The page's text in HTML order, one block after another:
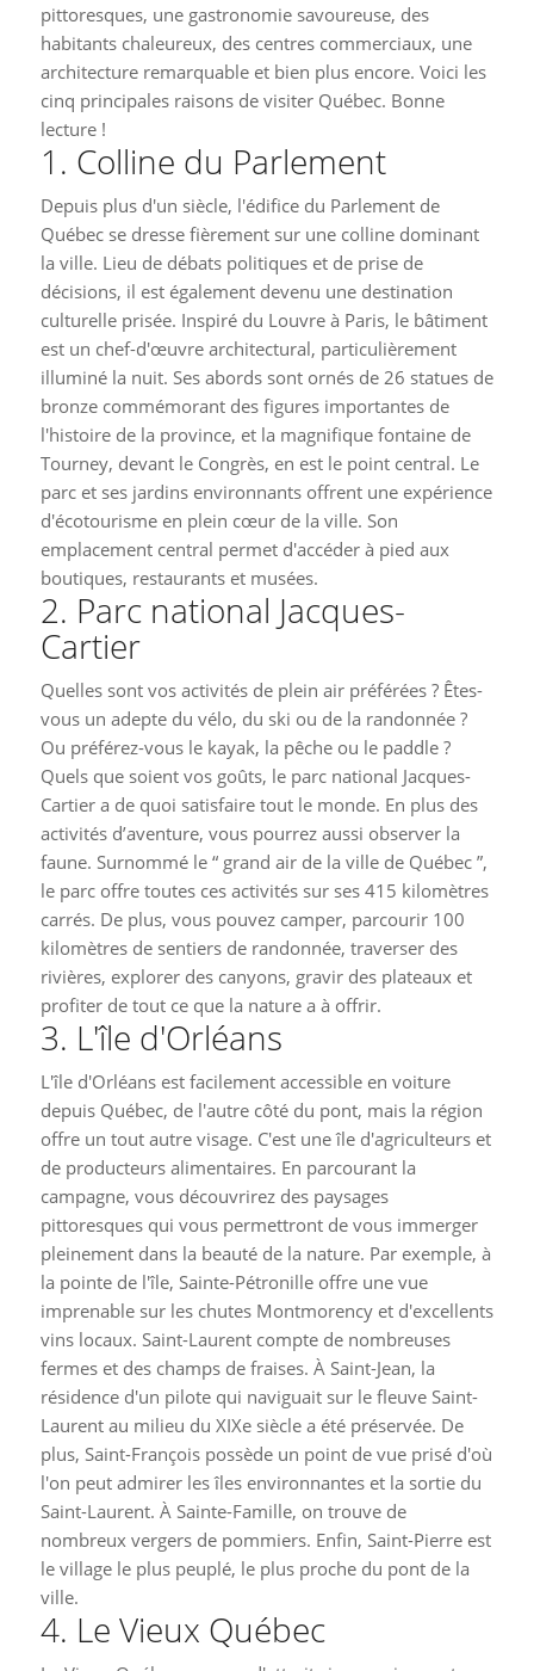
pittoresques, une gastronomie savoureuse, des
habitants chaleureux, des centres commerciaux, une
architecture remarquable et bien plus encore. Voici les
cinq principales raisons de visiter Québec. Bonne
lecture !
1. Colline du Parlement
Depuis plus d'un siècle, l'édifice du Parlement de
Québec se dresse fièrement sur une colline dominant
la ville. Lieu de débats politiques et de prise de
décisions, il est également devenu une destination
culturelle prisée. Inspiré du Louvre à Paris, le bâtiment
est un chef-d'œuvre architectural, particulièrement
illuminé la nuit. Ses abords sont ornés de 26 statues de
bronze commémorant des figures importantes de
l'histoire de la province, et la magnifique fontaine de
Tourney, devant le Congrès, en est le point central. Le
parc et ses jardins environnants offrent une expérience
d'écotourisme en plein cœur de la ville. Son
emplacement central permet d'accéder à pied aux
boutiques, restaurants et musées.
2. Parc national Jacques-
Cartier
Quelles sont vos activités de plein air préférées ? Êtes-
vous un adepte du vélo, du ski ou de la randonnée ?
Ou préférez-vous le kayak, la pêche ou le paddle ?
Quels que soient vos goûts, le parc national Jacques-
Cartier a de quoi satisfaire tout le monde. En plus des
activités d’aventure, vous pourrez aussi observer la
faune. Surnommé le “ grand air de la ville de Québec ”,
le parc offre toutes ces activités sur ses 415 kilomètres
carrés. De plus, vous pouvez camper, parcourir 100
kilomètres de sentiers de randonnée, traverser des
rivières, explorer des canyons, gravir des plateaux et
profiter de tout ce que la nature a à offrir.
3. L'île d'Orléans
L'île d'Orléans est facilement accessible en voiture
depuis Québec, de l'autre côté du pont, mais la région
offre un tout autre visage. C'est une île d'agriculteurs et
de producteurs alimentaires. En parcourant la
campagne, vous découvrirez des paysages
pittoresques qui vous permettront de vous immerger
pleinement dans la beauté de la nature. Par exemple, à
la pointe de l'île, Sainte-Pétronille offre une vue
imprenable sur les chutes Montmorency et d'excellents
vins locaux. Saint-Laurent compte de nombreuses
fermes et des champs de fraises. À Saint-Jean, la
résidence d'un pilote qui naviguait sur le fleuve Saint-
Laurent au milieu du XIXe siècle a été préservée. De
plus, Saint-François possède un point de vue prisé d'où
l'on peut admirer les îles environnantes et la sortie du
Saint-Laurent. À Sainte-Famille, on trouve de
nombreux vergers de pommiers. Enfin, Saint-Pierre est
le village le plus peuplé, le plus proche du pont de la
ville.
4. Le Vieux Québec